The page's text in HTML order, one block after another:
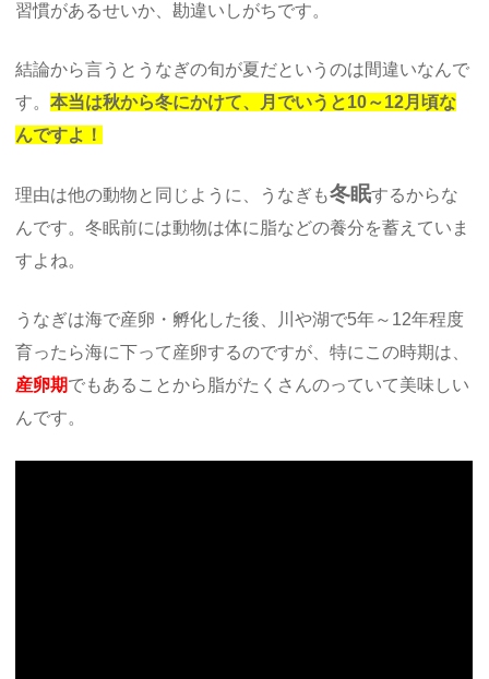
習慣があるせいか、勘違いしがちです。
結論から言うとうなぎの旬が夏だというのは間違いなんで
す。本当は秋から冬にかけて、月でいうと10～12月頃な
んですよ！
理由は他の動物と同じように、うなぎも冬眠するからな
んです。冬眠前には動物は体に脂などの養分を蓄えていま
すよね。
うなぎは海で産卵・孵化した後、川や湖で5年～12年程度
育ったら海に下って産卵するのですが、特にこの時期は、
産卵期でもあることから脂がたくさんのっていて美味しい
んです。